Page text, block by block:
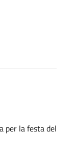
per la festa del